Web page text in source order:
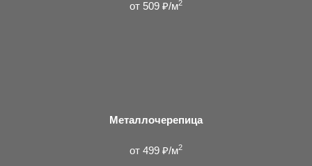
от 509 ₽/м2
Металлочерепица
от 499 ₽/м2